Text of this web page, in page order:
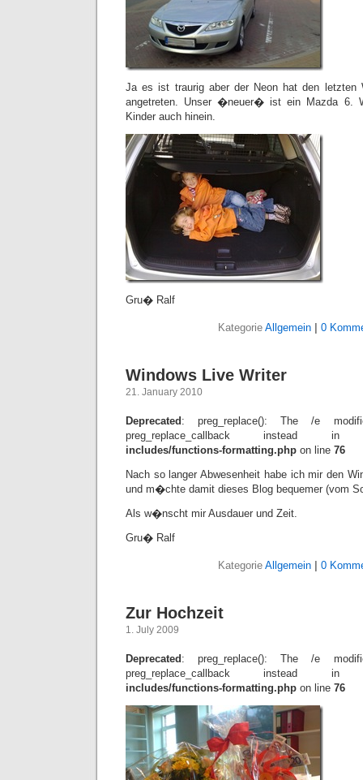
Ja es ist traurig aber der Neon hat den letzten
angetreten. Unser �neuer� ist ein Mazda 6.
Kinder auch hinein.
Gru� Ralf
Kategorie Allgemein 0
Windows Live Writer
21. January 2010
Deprecated : preg_replace(): The /e
preg_replace_callback instead
includes/functions-formatting.php on line 76
Nach so langer Abwesenheit habe ich mir den
und m�chte damit dieses Blog bequemer (vom
Als w�nscht mir Ausdauer und Zeit.
Gru� Ralf
Kategorie Allgemein 0
Zur Hochzeit
1. July 2009
Deprecated : preg_replace(): The /e
preg_replace_callback instead
includes/functions-formatting.php on line 76